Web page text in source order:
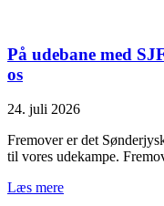
På udebane med
os
24. juli 2026
Fremover er det
til vores udekampe.
Læs mere